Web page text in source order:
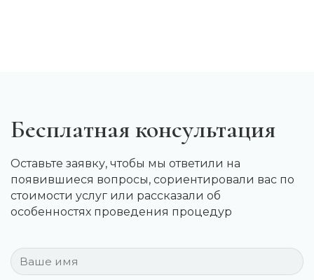
Бесплатная консультация
Оставьте заявку, чтобы мы ответили на
появившиеся вопросы, сориентировали вас по
стоимости услуг или рассказали об
особенностях проведения процедур